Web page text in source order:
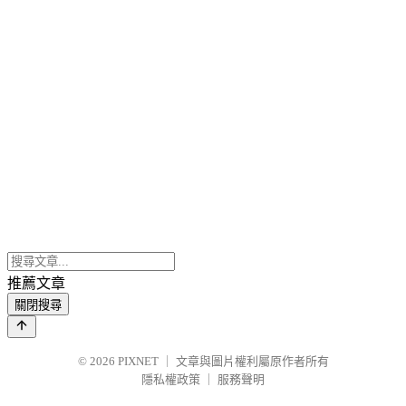
推薦文章
關閉搜尋
© 2026 PIXNET
文章與圖片權利屬原作者所有
隱私權政策
服務聲明